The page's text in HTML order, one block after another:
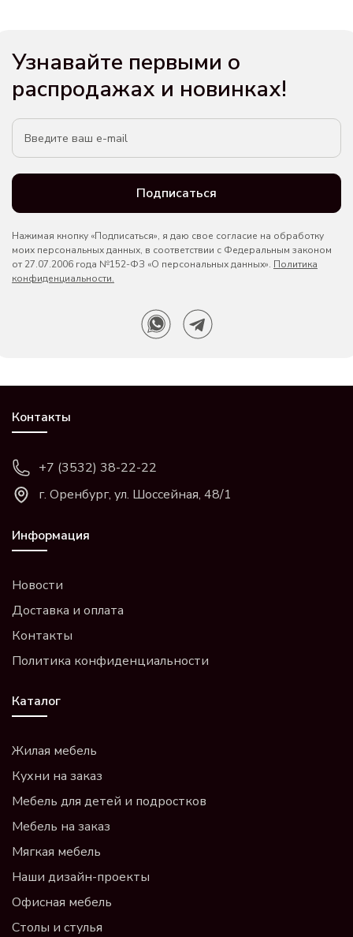
Узнавайте первыми о
распродажах и новинках!
Подписаться
Нажимая кнопку «Подписаться», я даю свое согласие на обработку
моих персональных данных, в соответствии с Федеральным законом
от 27.07.2006 года №152-ФЗ «О персональных данных». Политика
конфиденциальности.
Контакты
+7 (3532) 38-22-22
г. Оренбург, ул. Шоссейная, 48/1
Информация
Новости
Доставка и оплата
Контакты
Политика конфиденциальности
Каталог
Жилая мебель
Кухни на заказ
Мебель для детей и подростков
Мебель на заказ
Мягкая мебель
Наши дизайн-проекты
Офисная мебель
Столы и стулья